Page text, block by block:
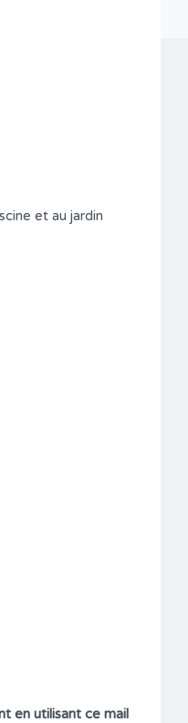
et au jardin
en utilisant ce mail
าน)